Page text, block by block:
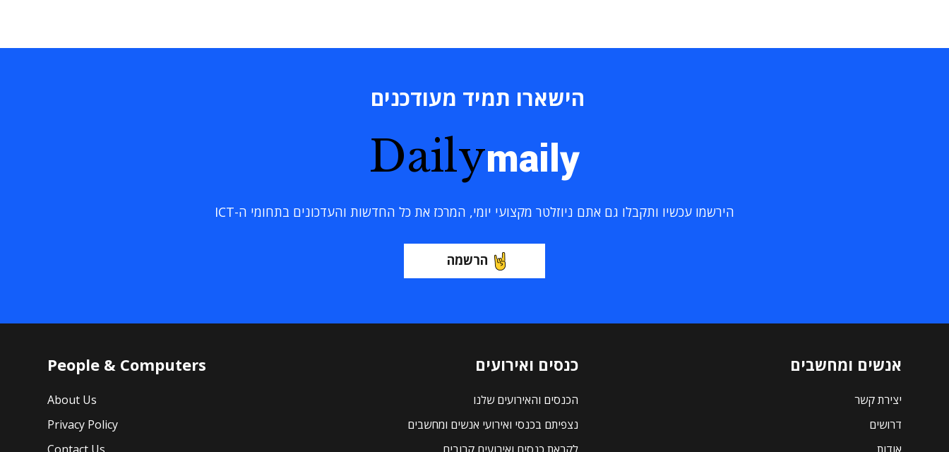
הישארו תמיד מעודכנים
Dailymaily
הירשמו עכשיו ותקבלו גם אתם ניוזלטר מקצועי יומי, המרכז את כל החדשות והעדכונים בתחומי ה-ICT
הרשמה
אנשים ומחשבים
יצירת קשר
דרושים
כנסים ואירועים
הכנסים והאירועים שלנו
נצפיתם בכנסי ואירועי אנשים ומחשבים
People & Computers
About Us
Privacy Policy